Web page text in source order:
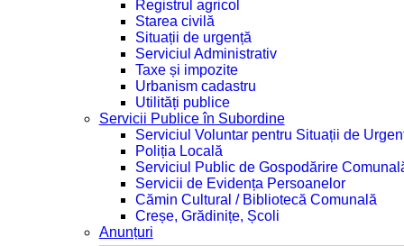
Registrul agricol
Starea civilă
Situații de urgență
Serviciul Administrativ
Taxe și impozite
Urbanism cadastru
Utilități publice
Servicii Publice în Subordine
Serviciul Voluntar pentru Situații de
Poliția Locală
Serviciul Public de Gospodărire
Servicii de Evidența Persoanelor
Cămin Cultural / Bibliotecă Comunală
Creșe, Grădinițe, Școli
Anunțuri